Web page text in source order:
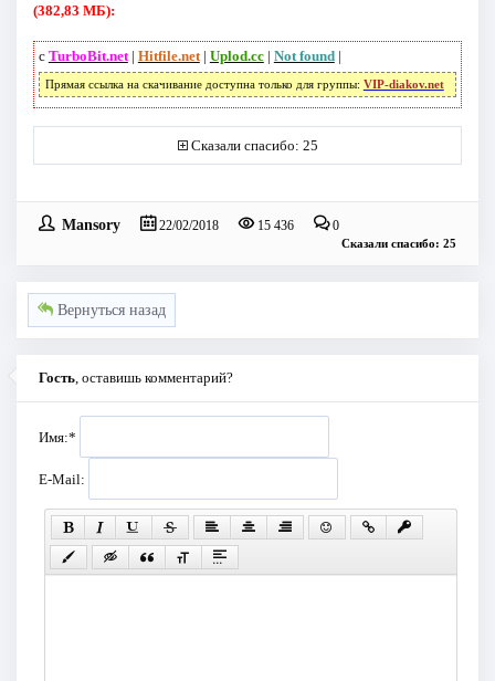
(382,83 МБ):
с TurboBit.net| Hitfile.net| Uplod.cc| Not found|
Прямая ссылка на скачивание доступна только для группы: VIP-diakov.net
Сказали спасибо: 25
Mansory 22/02/2018 15 436 0
Сказали спасибо: 25
Вернуться назад
Гость , оставишь комментарий?
Имя:*
E-Mail: